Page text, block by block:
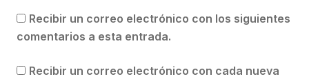
Recibir un correo electrónico con los siguientes
comentarios a esta entrada.
Recibir un correo electrónico con cada nueva